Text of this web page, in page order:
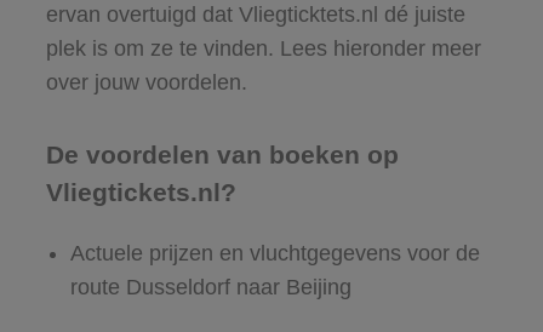
ervan overtuigd dat Vliegticktets.nl dé juiste
plek is om ze te vinden. Lees hieronder meer
over jouw voordelen.
De voordelen van boeken op
Vliegtickets.nl?
Actuele prijzen en vluchtgegevens voor de
route Dusseldorf naar Beijing